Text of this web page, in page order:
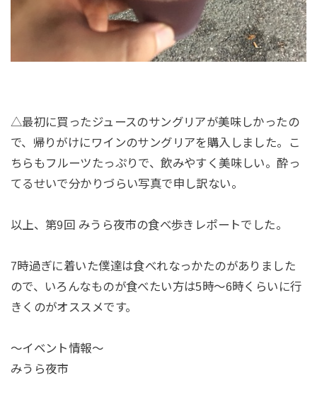
△最初に買ったジュースのサングリアが美味しかったの
で、帰りがけにワインのサングリアを購入しました。こ
ちらもフルーツたっぷりで、飲みやすく美味しい。酔っ
てるせいで分かりづらい写真で申し訳ない。
以上、第9回 みうら夜市の食べ歩きレポートでした。
7時過ぎに着いた僕達は食べれなっかたのがありました
ので、いろんなものが食べたい方は5時〜6時くらいに行
きくのがオススメです。
〜イベント情報〜
みうら夜市